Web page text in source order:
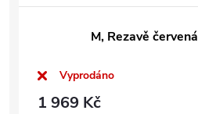
M, Rezavě červená
Vyprodáno
1 969 Kč